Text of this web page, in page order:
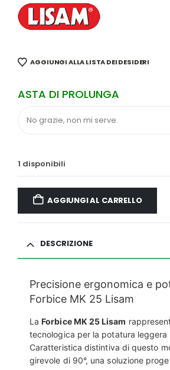
AGGIUNGI ALLA LISTA DEI DESIDERI
ASTA DI PROLUNGA
1 disponibili
AGGIUNGI AL CARRELLO
DESCRIZIONE
Precisione ergonomica e
Forbice MK 25 Lisam
LaForbice MK 25 Lisam
tecnologica per la potatura leggera
Caratteristica distintiva di questo
girevole di 90°, una soluzione